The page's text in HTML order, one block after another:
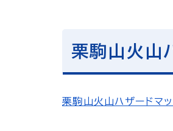
栗駒山火山
栗駒山火山ハザードマッ